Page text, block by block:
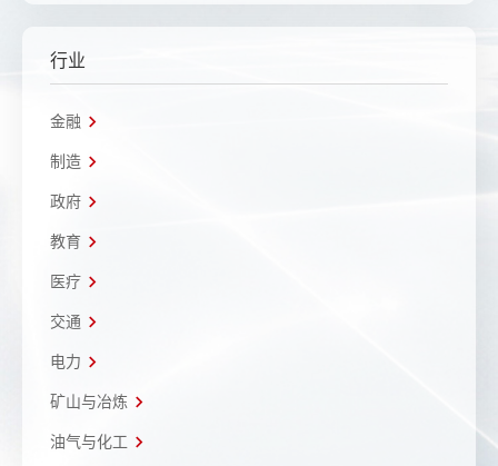
行业
金融
制造
政府
教育
医疗
交通
电力
矿山与冶炼
油气与化工